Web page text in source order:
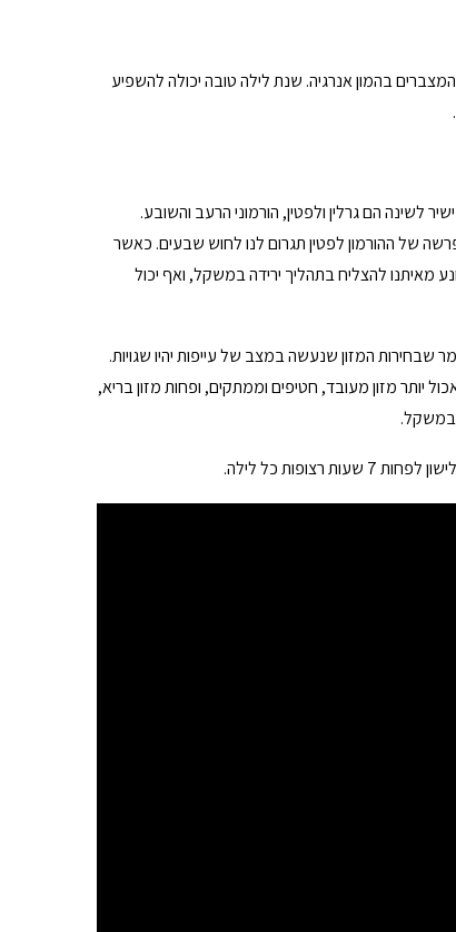
בהמון אנרגיה. שנת לילה טובה יכולה להשפיע
לשינה הם גרלין ולפטין, הורמוני הרעב והשובע.
של ההורמון לפטין תגרום לנו לחוש שבעים. כאשר
מאיתנו להצליח בתהליך ירידה במשקל, ואף יכול
המזון שנעשה במצב של עייפות יהיו שגויות.
יותר מזון מעובד, חטיפים וממתקים, ופחות מזון בריא,
במשקל.
כל לילה.